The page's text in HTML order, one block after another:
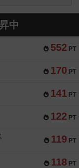
中
552 PT
170 PT
141 PT
122 PT
119 PT
118 PT